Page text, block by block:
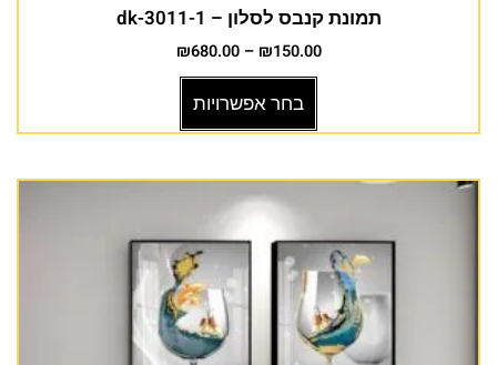
תמונת קנבס לסלון – dk-3011-1
₪150.00
–
₪680.00
בחר אפשרויות